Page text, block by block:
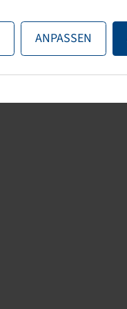
ANPASSEN
des Shops nutzen